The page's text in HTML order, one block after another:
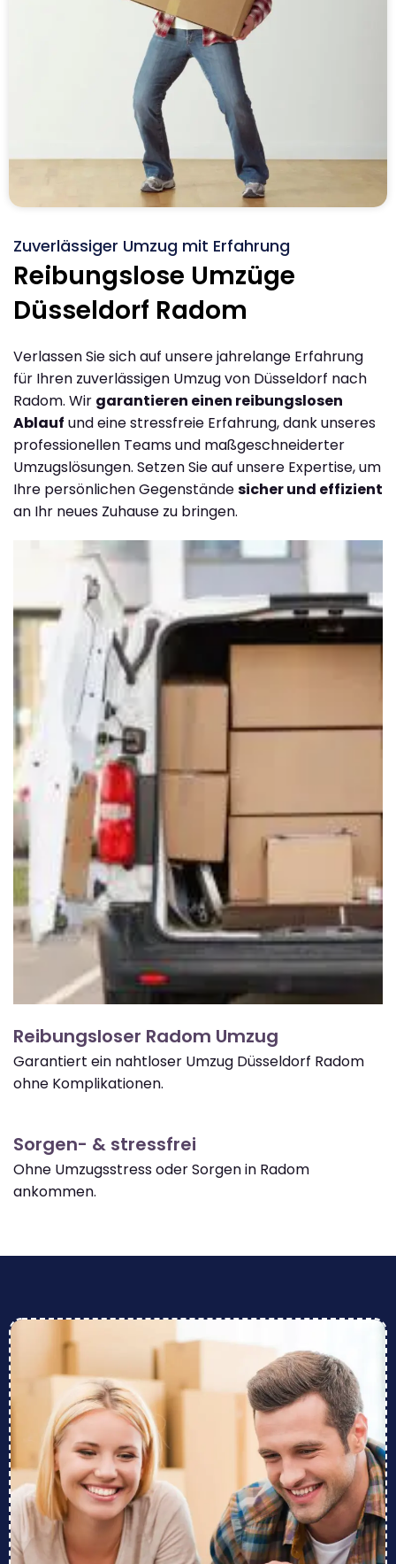
Zuverlässiger Umzug mit Erfahrung
Reibungslose Umzüge
Düsseldorf Radom
Verlassen Sie sich auf unsere jahrelange Erfahrung
für Ihren zuverlässigen Umzug von Düsseldorf nach
Radom. Wir garantieren einen reibungslosen
Ablauf und eine stressfreie Erfahrung, dank unseres
professionellen Teams und maßgeschneiderter
Umzugslösungen. Setzen Sie auf unsere Expertise, um
Ihre persönlichen Gegenständesicher und effizient
an Ihr neues Zuhause zu bringen.
Reibungsloser Radom Umzug
Garantiert ein nahtloser Umzug Düsseldorf Radom
ohne Komplikationen.
Sorgen- & stressfrei
Ohne Umzugsstress oder Sorgen in Radom
ankommen.